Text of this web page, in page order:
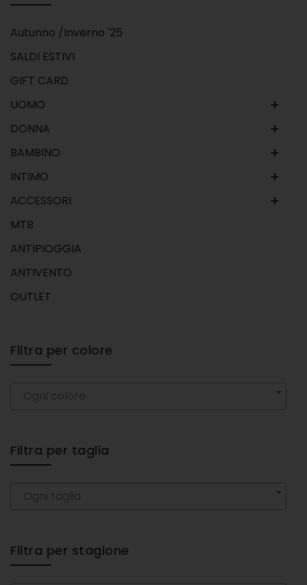
Autunno /Inverno '25
SALDI ESTIVI
GIFT CARD
+
UOMO
+
DONNA
+
BAMBINO
+
INTIMO
+
ACCESSORI
MTB
ANTIPIOGGIA
ANTIVENTO
OUTLET
Filtra per colore
Filtra per taglia
Filtra per stagione